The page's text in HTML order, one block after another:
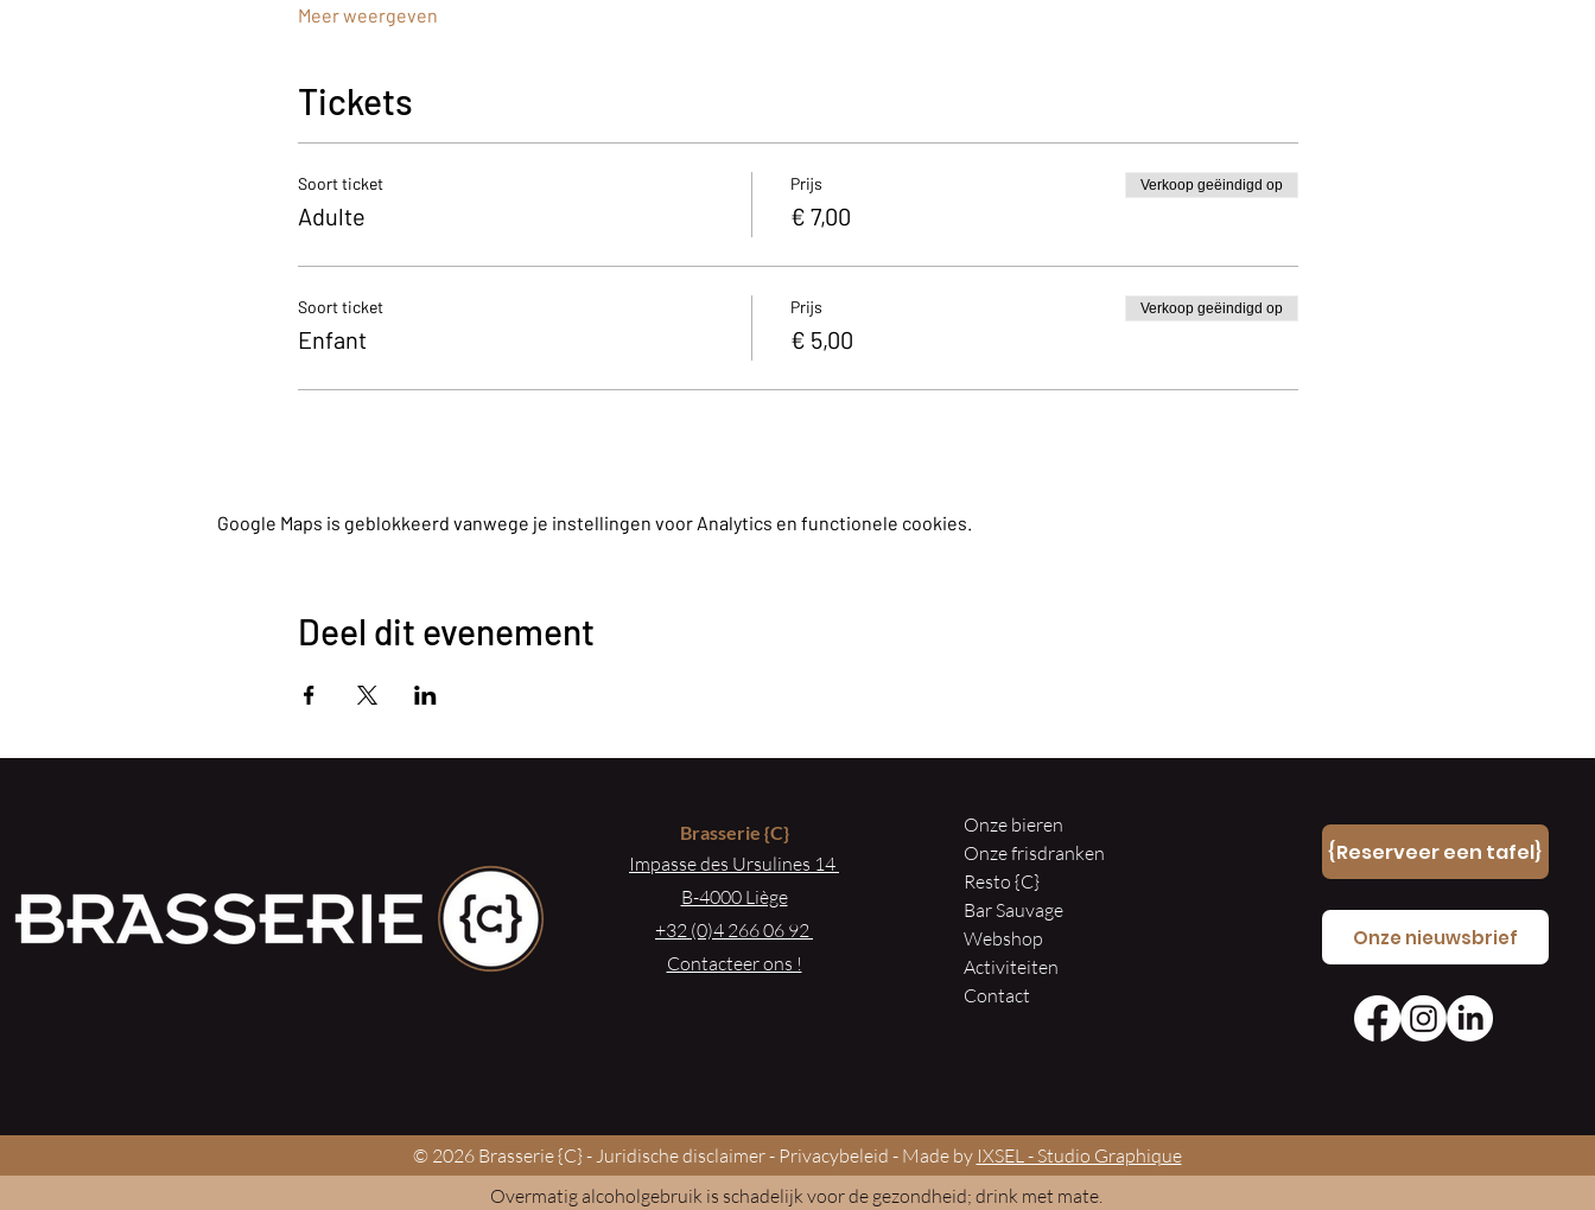
Meer weergeven
Tickets
Soort ticket
Adulte
Prijs
€ 7,00
Verkoop geëindigd op
Soort ticket
Enfant
Prijs
€ 5,00
Verkoop geëindigd op
Google Maps is geblokkeerd vanwege je instellingen voor Analytics en functionele cookies.
Deel dit evenement
Brasserie{C}
Impasse des Ursulines 14
B-4000 Liège
+32 (0)4 266 06 92
Contacteer ons !
Onze bieren
Onze frisdranken
Resto {C}
Bar Sauvage
Webshop
Activiteiten
Contact
{Reserveer een tafel}
Onze nieuwsbrief
© 2026 Brasserie {C} -Juridische disclaimer- Privacybeleid - Made by IXSEL - Studio Graphique
Overmatig alcoholgebruik is schadelijk voor de gezondheid; drink met mate.